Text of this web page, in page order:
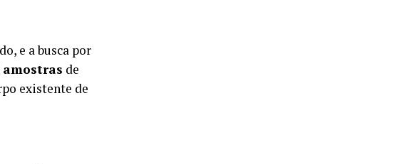
e a busca por
amostras de
existente de